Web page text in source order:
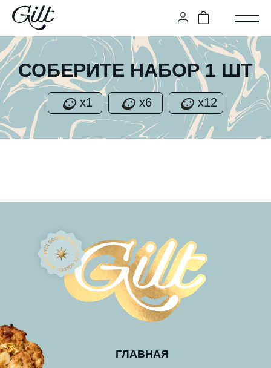
, ,
х1 х6 х12
СОБЕРИТЕ НАБОР 1 ШТ
ГЛАВНАЯ